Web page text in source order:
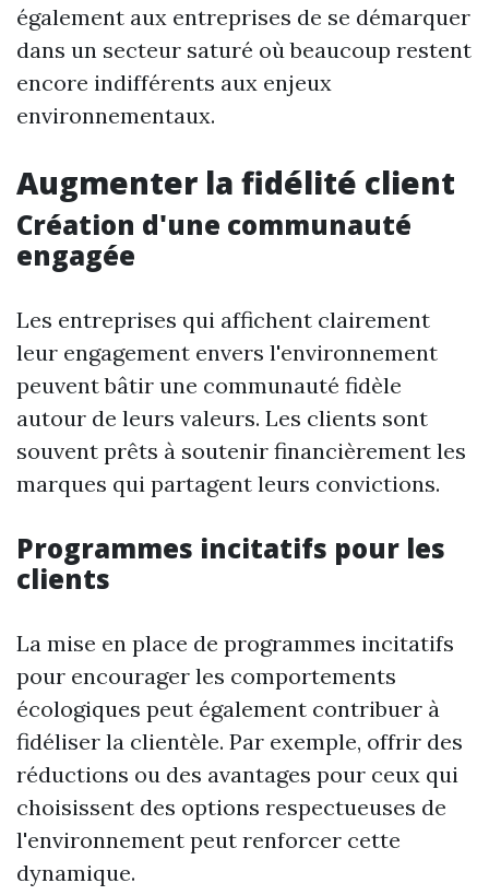
également aux entreprises de se démarquer
dans un secteur saturé où beaucoup restent
encore indifférents aux enjeux
environnementaux.
Augmenter la fidélité client
Création d'une communauté
engagée
Les entreprises qui affichent clairement
leur engagement envers l'environnement
peuvent bâtir une communauté fidèle
autour de leurs valeurs. Les clients sont
souvent prêts à soutenir financièrement les
marques qui partagent leurs convictions.
Programmes incitatifs pour les
clients
La mise en place de programmes incitatifs
pour encourager les comportements
écologiques peut également contribuer à
fidéliser la clientèle. Par exemple, offrir des
réductions ou des avantages pour ceux qui
choisissent des options respectueuses de
l'environnement peut renforcer cette
dynamique.